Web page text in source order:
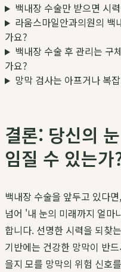
백내장 수술만 받으면 시
라움스마일안과의원의 백
가요?
백내장 수술 후 관리는 구
가요?
망막 검사는 아프거나 복
결론: 당신의
임질 수 있는가
백내장 수술을 앞두고 있다
넘어 '내 눈의 미래까지 얼마
합니다. 선명한 시력을 되찾
기반에는 건강한 망막이 반
을지 모를 망막의 위험 신호